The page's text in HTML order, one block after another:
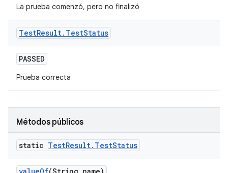
La prueba comenzó, pero no finalizó
TestResult. TestStatus
PASSED
Prueba correcta
Métodos públicos
static TestResult. TestStatus